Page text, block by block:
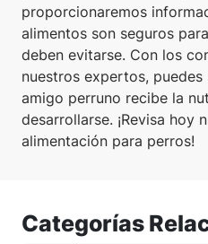
proporcionaremos
alimentos son seguros
deben evitarse. Con los
nuestros expertos,
amigo perruno recibe la
desarrollarse. ¡Revisa hoy
alimentación para perros!
Categorías